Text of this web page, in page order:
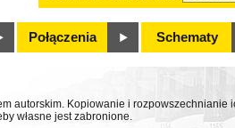
Połączenia Schematy
autorskim. Kopiowanie i rozpowszechnianie
własne jest zabronione.